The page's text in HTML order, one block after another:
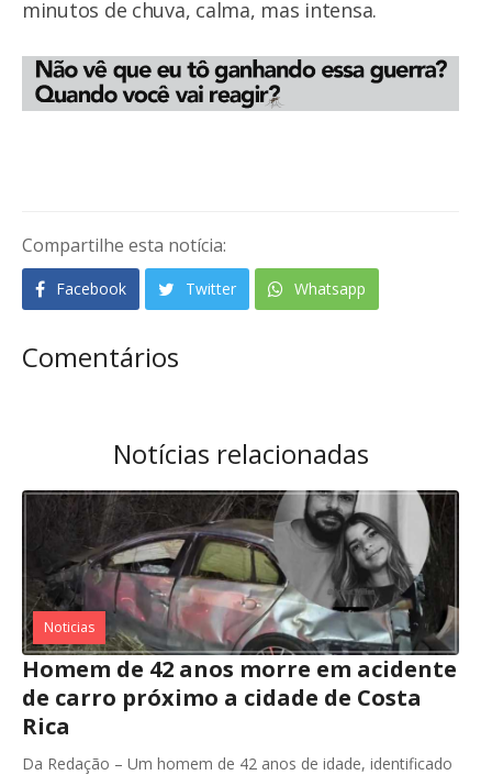
minutos de chuva, calma, mas intensa.
Compartilhe esta notícia:
Facebook Twitter Whatsapp
Comentários
Notícias relacionadas
Noticias
Homem de 42 anos morre em acidente
de carro próximo a cidade de Costa
Rica
Da Redação – Um homem de 42 anos de idade, identificado